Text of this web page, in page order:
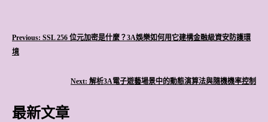
文
覽
Previous: SSL 256 位元加密是什麼？3A娛樂如何用它建構金融級資安防護環
境
Next: 解析3A電子遊藝場景中的動態演算法與隨機機率控制
最新文章